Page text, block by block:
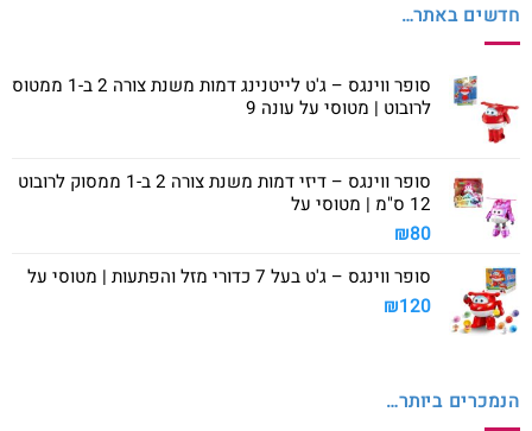
חדשים באתר…
סופר ווינגס – ג'ט לייטנינג דמות משנת צורה 2 ב-1 ממטוס
לרובוט | מטוסי על עונה 9
סופר ווינגס – דיזי דמות משנת צורה 2 ב-1 ממסוק לרובוט
12 ס"מ | מטוסי על
₪80
סופר ווינגס – ג'ט בעל 7 כדורי מזל והפתעות | מטוסי על
₪120
הנמכרים ביותר…